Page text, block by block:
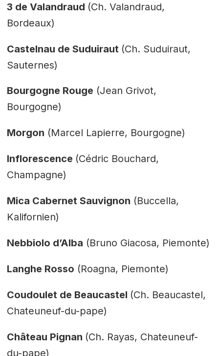
3 de Valandraud (Ch. Valandraud,
Bordeaux)
Castelnau de Suduiraut (Ch. Suduiraut,
Sauternes)
Bourgogne Rouge (Jean Grivot,
Bourgogne)
Morgon (Marcel Lapierre, Bourgogne)
Inflorescence (Cédric Bouchard,
Champagne)
Mica Cabernet Sauvignon (Buccella,
Kalifornien)
Nebbiolo d’Alba (Bruno Giacosa, Piemonte)
Langhe Rosso (Roagna, Piemonte)
Coudoulet de Beaucastel (Ch. Beaucastel,
Chateuneuf-du-pape)
Château Pignan (Ch. Rayas, Chateuneuf-
du-pape)